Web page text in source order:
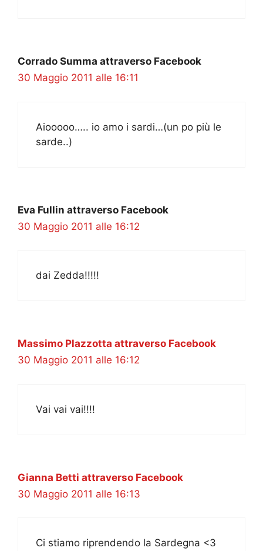
Corrado Summa attraverso Facebook
30 Maggio 2011 alle 16:11
Aiooooo….. io amo i sardi…(un po più le
sarde..)
Eva Fullin attraverso Facebook
30 Maggio 2011 alle 16:12
dai Zedda!!!!!
Massimo Plazzotta attraverso Facebook
30 Maggio 2011 alle 16:12
Vai vai vai!!!!
Gianna Betti attraverso Facebook
30 Maggio 2011 alle 16:13
Ci stiamo riprendendo la Sardegna <3